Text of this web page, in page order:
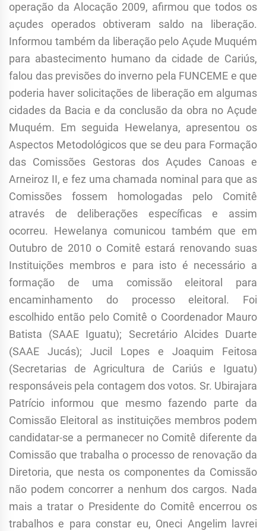
operação da Alocação 2009, afirmou que todos os
açudes operados obtiveram saldo na liberação.
Informou também da liberação pelo Açude Muquém
para abastecimento humano da cidade de Cariús,
falou das previsões do inverno pela FUNCEME e que
poderia haver solicitações de liberação em algumas
cidades da Bacia e da conclusão da obra no Açude
Muquém. Em seguida Hewelanya, apresentou os
Aspectos Metodológicos que se deu para Formação
das Comissões Gestoras dos Açudes Canoas e
Arneiroz II, e fez uma chamada nominal para que as
Comissões fossem homologadas pelo Comitê
através de deliberações específicas e assim
ocorreu. Hewelanya comunicou também que em
Outubro de 2010 o Comitê estará renovando suas
Instituições membros e para isto é necessário a
formação de uma comissão eleitoral para
encaminhamento do processo eleitoral. Foi
escolhido então pelo Comitê o Coordenador Mauro
Batista (SAAE Iguatu); Secretário Alcides Duarte
(SAAE Jucás); Jucil Lopes e Joaquim Feitosa
(Secretarias de Agricultura de Cariús e Iguatu)
responsáveis pela contagem dos votos. Sr. Ubirajara
Patrício informou que mesmo fazendo parte da
Comissão Eleitoral as instituições membros podem
candidatar-se a permanecer no Comitê diferente da
Comissão que trabalha o processo de renovação da
Diretoria, que nesta os componentes da Comissão
não podem concorrer a nenhum dos cargos. Nada
mais a tratar o Presidente do Comitê encerrou os
trabalhos e para constar eu, Oneci Angelim lavrei